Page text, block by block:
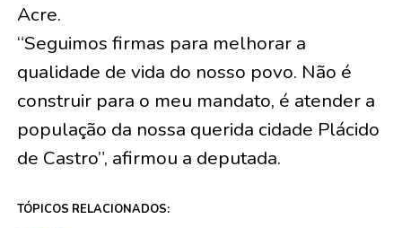
Acre.
“Seguimos firmas para melhorar a
qualidade de vida do nosso povo. Não é
construir para o meu mandato, é atender a
população da nossa querida cidade Plácido
de Castro”, afirmou a deputada.
TÓPICOS RELACIONADOS: